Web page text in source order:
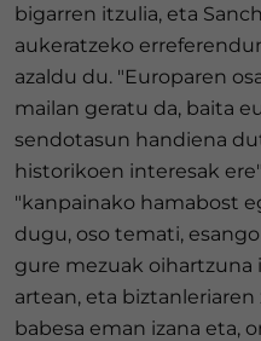
bigarren itzulia, eta
aukeratzeko
azaldu du. "Europaren
mailan geratu da, baita
sendotasun handiena
historikoen interesak
"kanpainako hamabost
dugu, oso temati,
gure mezuak oihartzuna
artean, eta
babesa eman izana eta,